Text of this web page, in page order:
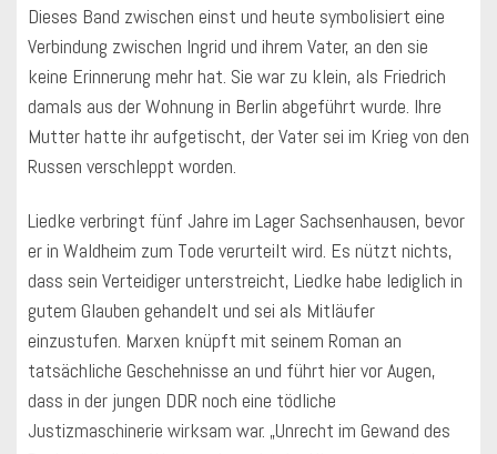
Dieses Band zwischen einst und heute symbolisiert eine
Verbindung zwischen Ingrid und ihrem Vater, an den sie
keine Erinnerung mehr hat. Sie war zu klein, als Friedrich
damals aus der Wohnung in Berlin abgeführt wurde. Ihre
Mutter hatte ihr aufgetischt, der Vater sei im Krieg von den
Russen verschleppt worden.
Liedke verbringt fünf Jahre im Lager Sachsenhausen, bevor
er in Waldheim zum Tode verurteilt wird. Es nützt nichts,
dass sein Verteidiger unterstreicht, Liedke habe lediglich in
gutem Glauben gehandelt und sei als Mitläufer
einzustufen. Marxen knüpft mit seinem Roman an
tatsächliche Geschehnisse an und führt hier vor Augen,
dass in der jungen DDR noch eine tödliche
Justizmaschinerie wirksam war. „Unrecht im Gewand des